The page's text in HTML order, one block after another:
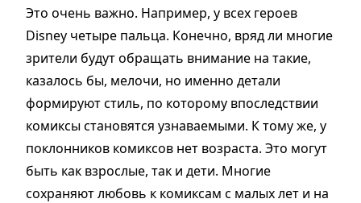
Это очень важно. Например, у всех героев
Disney четыре пальца. Конечно, вряд ли многие
зрители будут обращать внимание на такие,
казалось бы, мелочи, но именно детали
формируют стиль, по которому впоследствии
комиксы становятся узнаваемыми. К тому же, у
поклонников комиксов нет возраста. Это могут
быть как взрослые, так и дети. Многие
сохраняют любовь к комиксам с малых лет и на